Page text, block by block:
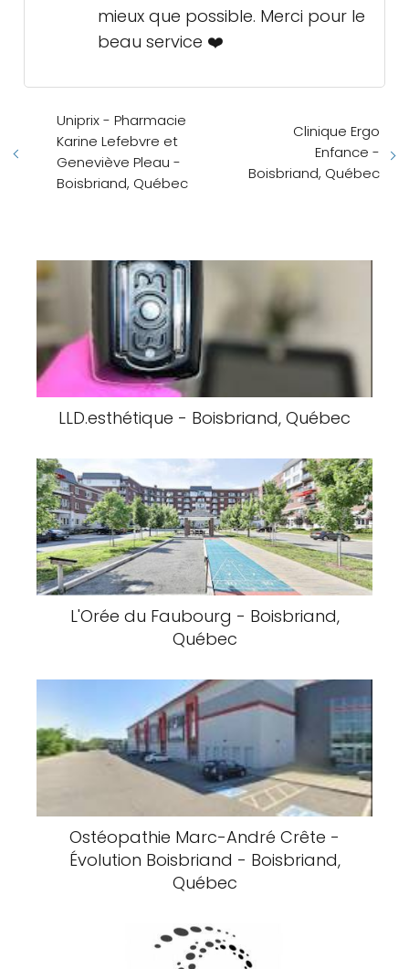
mieux que possible. Merci pour le
beau service ❤️
Uniprix - Pharmacie
Karine Lefebvre et
Geneviève Pleau -
Boisbriand, Québec
Clinique Ergo
Enfance -
Boisbriand, Québec
LLD.esthétique - Boisbriand, Québec
L'Orée du Faubourg - Boisbriand,
Québec
Ostéopathie Marc-André Crête -
Évolution Boisbriand - Boisbriand,
Québec